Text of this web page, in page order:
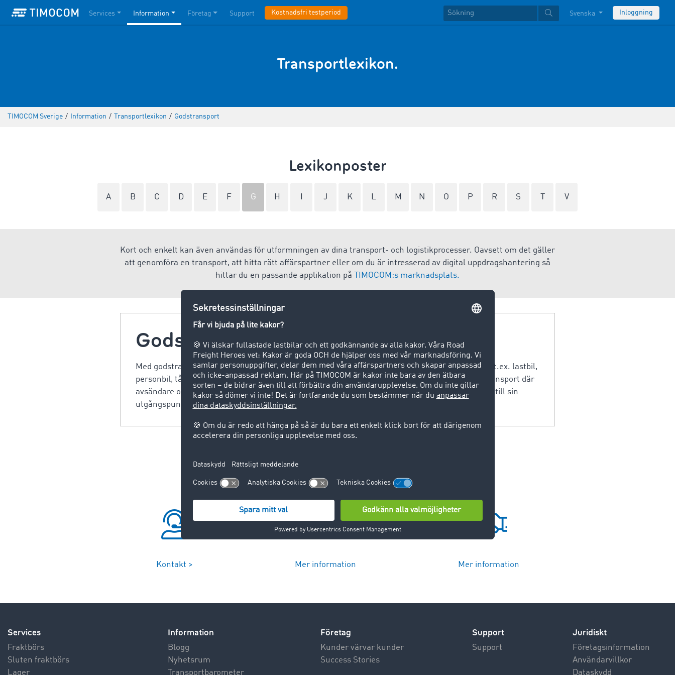
Services Information Företag Support Kostnadsfri testperiod Svenska Inloggning
Transportlexikon.
TIMOCOM Sverige / Information / Transportlexikon / Godstransport
Lexikonposter
A B C D E F G H J K L M N O P R S V
Kort och enkelt kan även användas för utformningen av dina transport- och logistikprocesser. Oavsett om det gäller
att genomföra en transport, att hitta rätt affärspartner eller om du är intresserad av digital uppdragshantering så
hittar du en passande applikation på
TIMOCOM:s marknadsplats.
Godstransport
Med godstransport avses transport av varor eller gods av alla slag med transportmedel så som t.ex. lastbil,
personbil, tåg, båt eller flyg. Man skiljer mellan när- och fjärrtrafik. Med närtrafik avses godstransport där
avsändare och mottagare geografiskt sett finns nära varandra, så att lastbilarna kan återvända till sin
utgångspunkt varje dag. I fjärrtrafik transporteras varorna däremot långa sträckor.
Kontakt > Mer information Mer information
Services
Fraktbörs
Sluten fraktbörs
Lager
Information
Blogg
Nyhetsrum
Transportbarometer
Företag
Kunder värvar kunder
Success Stories
Support
Support
Juridiskt
Företagsinformation
Användarvillkor
Dataskydd